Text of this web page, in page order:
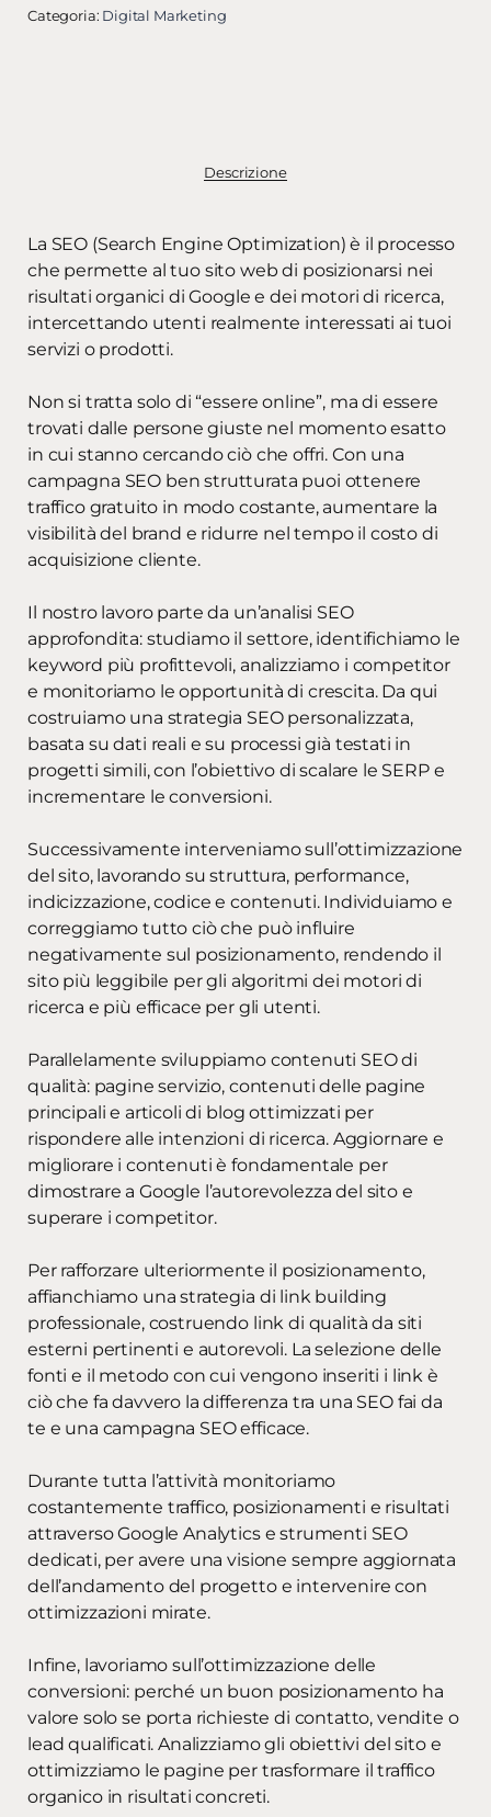
Categoria: Digital Marketing
Descrizione
La SEO (Search Engine Optimization) è il processo
che permette al tuo sito web di posizionarsi nei
risultati organici di Google e dei motori di ricerca,
intercettando utenti realmente interessati ai tuoi
servizi o prodotti.
Non si tratta solo di “essere online”, ma di essere
trovati dalle persone giuste nel momento esatto
in cui stanno cercando ciò che offri. Con una
campagna SEO ben strutturata puoi ottenere
traffico gratuito in modo costante, aumentare la
visibilità del brand e ridurre nel tempo il costo di
acquisizione cliente.
Il nostro lavoro parte da un’analisi SEO
approfondita: studiamo il settore, identifichiamo le
keyword più profittevoli, analizziamo i competitor
e monitoriamo le opportunità di crescita. Da qui
costruiamo una strategia SEO personalizzata,
basata su dati reali e su processi già testati in
progetti simili, con l’obiettivo di scalare le SERP e
incrementare le conversioni.
Successivamente interveniamo sull’ottimizzazione
del sito, lavorando su struttura, performance,
indicizzazione, codice e contenuti. Individuiamo e
correggiamo tutto ciò che può influire
negativamente sul posizionamento, rendendo il
sito più leggibile per gli algoritmi dei motori di
ricerca e più efficace per gli utenti.
Parallelamente sviluppiamo contenuti SEO di
qualità: pagine servizio, contenuti delle pagine
principali e articoli di blog ottimizzati per
rispondere alle intenzioni di ricerca. Aggiornare e
migliorare i contenuti è fondamentale per
dimostrare a Google l’autorevolezza del sito e
superare i competitor.
Per rafforzare ulteriormente il posizionamento,
affianchiamo una strategia di link building
professionale, costruendo link di qualità da siti
esterni pertinenti e autorevoli. La selezione delle
fonti e il metodo con cui vengono inseriti i link è
ciò che fa davvero la differenza tra una SEO fai da
te e una campagna SEO efficace.
Durante tutta l’attività monitoriamo
costantemente traffico, posizionamenti e risultati
attraverso Google Analytics e strumenti SEO
dedicati, per avere una visione sempre aggiornata
dell’andamento del progetto e intervenire con
ottimizzazioni mirate.
Infine, lavoriamo sull’ottimizzazione delle
conversioni: perché un buon posizionamento ha
valore solo se porta richieste di contatto, vendite o
lead qualificati. Analizziamo gli obiettivi del sito e
ottimizziamo le pagine per trasformare il traffico
organico in risultati concreti.